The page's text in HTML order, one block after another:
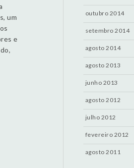
um
e
outubro 2014
setembro 2014
agosto 2014
agosto 2013
junho 2013
agosto 2012
julho 2012
fevereiro 2012
agosto 2011